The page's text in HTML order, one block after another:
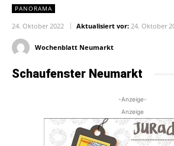
PANORAMA
24. Oktober 2022 Aktualisiert vor: 24. Oktober
Wochenblatt Neumarkt
Schaufenster Neumarkt
-Anzeige-
Anzeige